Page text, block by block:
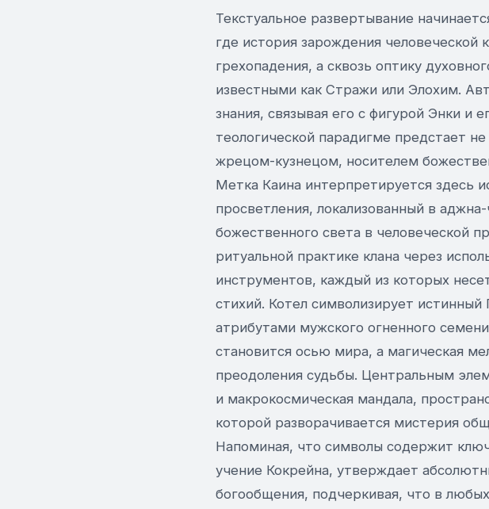
Текстуальное развертывание
где история зарождения человеческой
грехопадения, а сквозь оптику
известными как Стражи или Элохим.
знания, связывая его с фигурой Энки
теологической парадигме предстает
жрецом-кузнецом, носителем
Метка Каина интерпретируется здесь
просветления, локализованный в
божественного света в человеческой
ритуальной практике клана через
инструментов, каждый из которых
стихий. Котел символизирует
атрибутами мужского огненного
становится осью мира, а магическая
преодоления судьбы. Центральным
и макрокосмическая мандала,
которой разворачивается мистерия
Напоминая, что символы содержит
учение Кокрейна, утверждает
богообщения, подчеркивая, что в